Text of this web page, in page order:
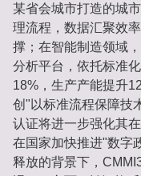
某省会城市打造的城
理流程，数据汇聚效
撑；在智能制造领域
分析平台，依托标准
18%，生产产能提升
创"以标准流程保障技
认证将进一步强化其
在国家加快推进"数字
释放的背景下，